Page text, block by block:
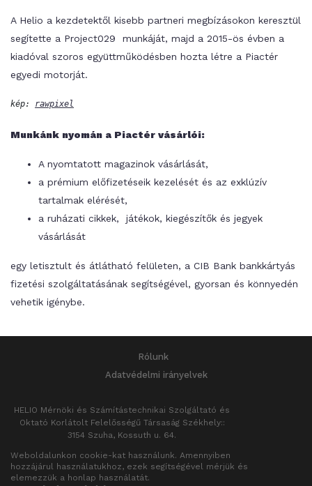
A Helio a kezdetektől kisebb partneri megbízásokon keresztül
segítette a Project029 munkáját, majd a 2015-ös évben a
kiadóval szoros együttműködésben hozta létre a Piactér
egyedi motorját.
kép: rawpixel
Munkánk nyomán a Piactér vásárlói:
A nyomtatott magazinok vásárlását,
a prémium előfizetéseik kezelését és az exklúzív
tartalmak elérését,
a ruházati cikkek, játékok, kiegészítők és jegyek
vásárlását
egy letisztult és átlátható felületen, a CIB Bank bankkártyás
fizetési szolgáltatásának segítségével, gyorsan és könnyedén
vehetik igénybe.
Rólunk
Adatvédelmi irányelvek
HELIO Mérnöki és Számítástechnikai Szolgáltató és
Oktató Korlátolt Felelősségű Társaság Székhely::
3154 Szuha, Kossuth u. 64.
Weboldalunkon cookie-kat használunk. Amennyiben
hozzájárul használatukhoz, ezek segítségével mérjük és
elemezzük a honlap használatát.